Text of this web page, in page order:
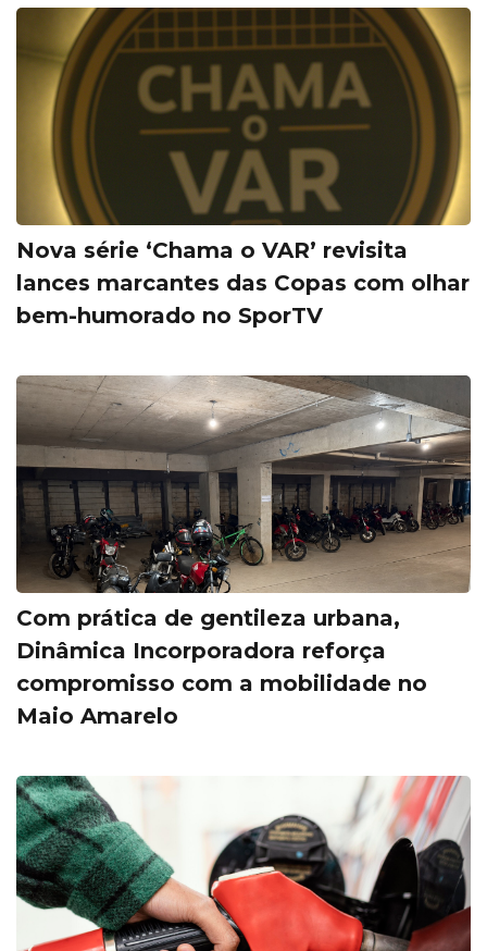
Nova série ‘Chama o VAR’ revisita
lances marcantes das Copas com olhar
bem-humorado no SporTV
Com prática de gentileza urbana,
Dinâmica Incorporadora reforça
compromisso com a mobilidade no
Maio Amarelo